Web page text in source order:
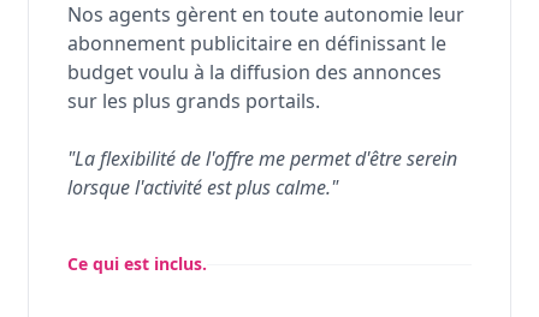
Nos agents gèrent en toute autonomie leur
abonnement publicitaire en définissant le
budget voulu à la diffusion des annonces
sur les plus grands portails.
"La flexibilité de l'offre me permet d'être serein
lorsque l'activité est plus calme."
Ce qui est inclus.